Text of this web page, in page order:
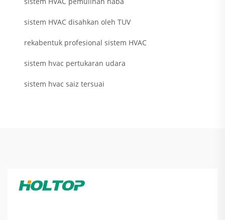
sistem HVAC disahkan oleh TUV
rekabentuk profesional sistem HVAC
sistem hvac pertukaran udara
sistem hvac saiz tersuai